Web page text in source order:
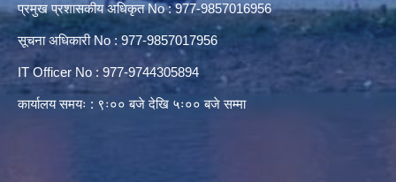
प्रमुख प्रशासकीय अधिकृत No : 977-9857016956
सूचना अधिकारी No : 977-9857017956
IT Officer No : 977-9744305894
कार्यालय समयः : ९ः०० बजे देखि ५ः०० बजे सम्मा